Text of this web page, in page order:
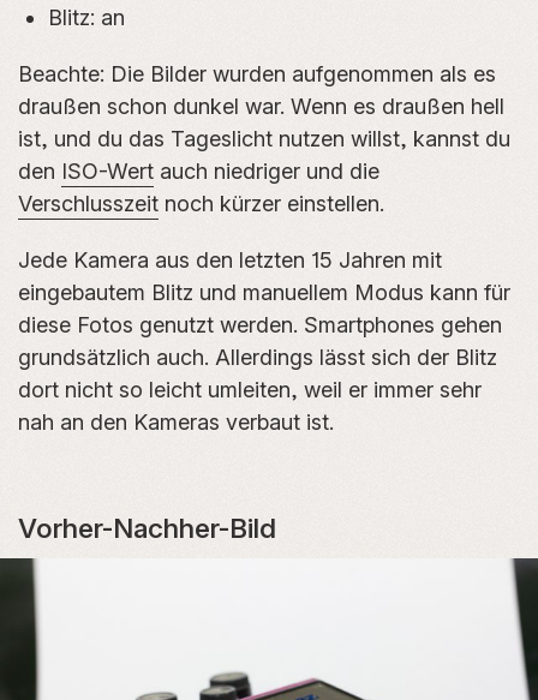
Blitz: an
Beachte: Die Bilder wurden aufgenommen als es
draußen schon dunkel war. Wenn es draußen hell
ist, und du das Tageslicht nutzen willst, kannst du
den ISO-Wert auch niedriger und die
Verschlusszeit noch kürzer einstellen.
Jede Kamera aus den letzten 15 Jahren mit
eingebautem Blitz und manuellem Modus kann für
diese Fotos genutzt werden. Smartphones gehen
grundsätzlich auch. Allerdings lässt sich der Blitz
dort nicht so leicht umleiten, weil er immer sehr
nah an den Kameras verbaut ist.
Vorher-Nachher-Bild